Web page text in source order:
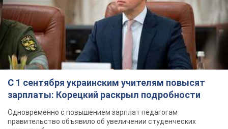
Одновременно с повышением зарплат педагогам
правительство объявило об увеличении студенческих
стипендий
7.08.2026 00:29 11,4 т.
перехватила украинская ПВО в
июле: в Минобороны назвали цифру
Украинская ПВО работала в условиях
дефицита ракет-перехватчиков